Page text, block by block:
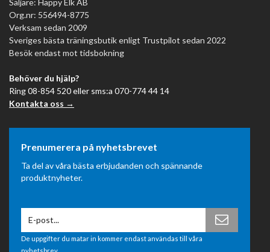
Org.nr: 556494-8775
Verksam sedan 2009
Sveriges bästa träningsbutik enligt Trustpilot sedan 2022
Besök endast mot tidsbokning
Behöver du hjälp?
Ring 08-854 520 eller sms:a 070-774 44 14
Kontakta oss →
Prenumerera på nyhetsbrevet
Ta del av våra bästa erbjudanden och spännande
produktnyheter.
De uppgifter du matar in kommer endast användas till våra
nyhetsbrev.